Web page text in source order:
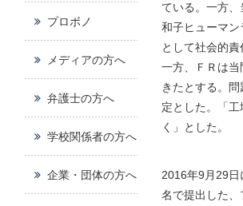
ている。一方
和子ヒューマ
として社会的
一方、ＦＲは
きたとする。
定とした。「
く」とした。
2016年9月29日
名で提出した
プロボノ
メディアの方へ
弁護士の方へ
学校関係者の方へ
企業・団体の方へ